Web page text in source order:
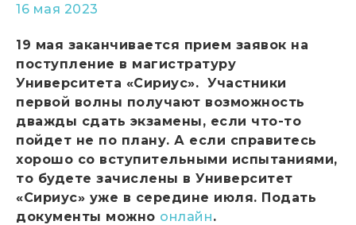
16 мая 2023
19 мая заканчивается прием заявок на
поступление в магистратуру
Университета «Сириус». Участники
первой волны получают возможность
дважды сдать экзамены, если что-то
пойдет не по плану. А если справитесь
хорошо со вступительными испытаниями,
то будете зачислены в Университет
«Сириус» уже в середине июля. Подать
документы можно онлайн.